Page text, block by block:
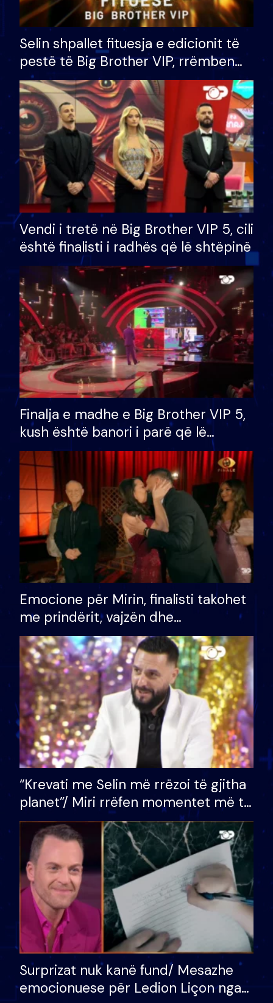
Selin shpallet fituesja e edicionit të
pestë të Big Brother VIP, rrëmben
çmimin e madh prej 100 mijë eurosh
Vendi i tretë në Big Brother VIP 5, cili
është finalisti i radhës që lë shtëpinë
Finalja e madhe e Big Brother VIP 5,
kush është banori i parë që lë
shtëpinë dhe humb mundësinë për
të fituar çmimin e madh
Emocione për Mirin, finalisti takohet
me prindërit, vajzën dhe
bashkëshorten: S’kemi ndonjë letër
divorci apo jo?
“Krevati me Selin më rrëzoi të gjitha
planet”/ Miri rrëfen momentet më të
bukura në shtëpinë e BB VIP: Do më
mungojë zilja e mëngjesit kur…
Surprizat nuk kanë fund/ Mesazhe
emocionuese për Ledion Liçon nga